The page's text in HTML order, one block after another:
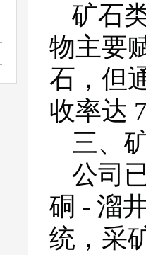
矿石
物主要
石，但
收率达
三、
公司
硐 - 溜
统，采